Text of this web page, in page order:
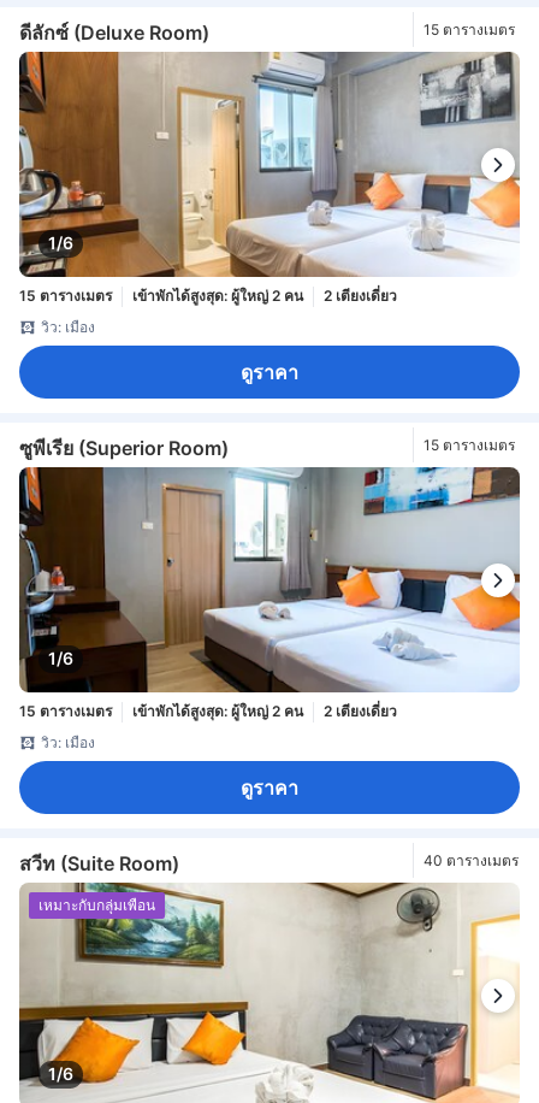
ดีลักซ์ (Deluxe Room) 15 ตารางเมตร
1/6
15 ตารางเมตร เข้าพักได้สูงสุด: ผู้ใหญ่ 2 คน
2 เตียงเดี่ยว
วิว: เมือง
ดูราคา
ซูพีเรีย (Superior Room) 15 ตารางเมตร
1/6
15 ตารางเมตร เข้าพักได้สูงสุด: ผู้ใหญ่ 2 คน
2 เตียงเดี่ยว
วิว: เมือง
ดูราคา
สวีท (Suite Room) 40 ตารางเมตร
1/6
เหมาะกับกลุ่มเพื่อน